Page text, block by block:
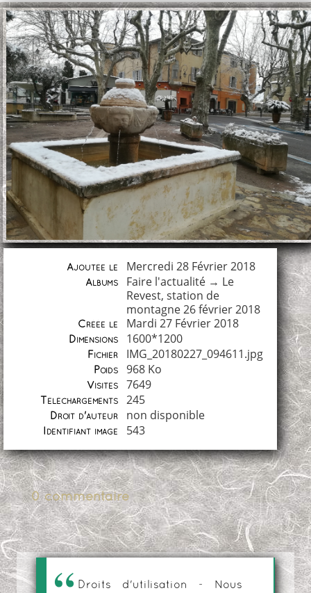
Ajoutée le Mercredi 28 Février 2018
Albums Faire l'actualité→ Le
Revest, station de
montagne 26 février 2018
Créée le Mardi 27 Février 2018
Dimensions 1600*1200
Fichier IMG_20180227_094611.jpg
Poids 968 Ko
Visites 7649
Téléchargements 245
Droit d'auteur non disponible
Identifiant image 543
0 commentaire
Droits d'utilisation - Nous